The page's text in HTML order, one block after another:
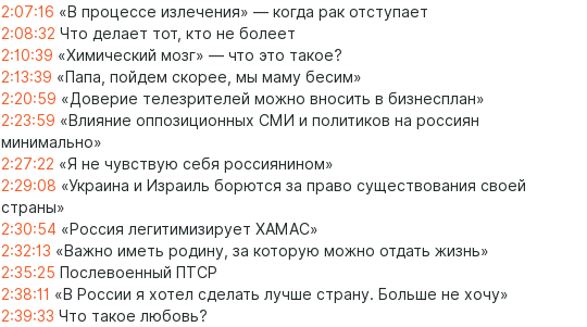
2:07:16 «В процессе излечения» — когда рак отступает
2:08:32 Что делает тот, кто не болеет
2:10:39 «Химический мозг» — что это такое?
2:13:39 «Папа, пойдем скорее, мы маму бесим»
2:20:59 «Доверие телезрителей можно вносить в бизнесплан»
2:23:59 «Влияние оппозиционных СМИ и политиков на россиян
минимально»
2:27:22 «Я не чувствую себя россиянином»
2:29:08 «Украина и Израиль борются за право существования своей
страны»
2:30:54 «Россия легитимизирует ХАМАС»
2:32:13 «Важно иметь родину, за которую можно отдать жизнь»
2:35:25 Послевоенный ПТСР
2:38:11 «В России я хотел сделать лучше страну. Больше не хочу»
2:39:33 Что такое любовь?